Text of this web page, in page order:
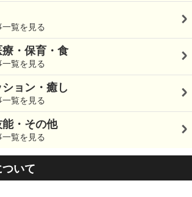
覧を見る
・保育・食
覧を見る
ョン・癒し
覧を見る
・その他
覧を見る
いて